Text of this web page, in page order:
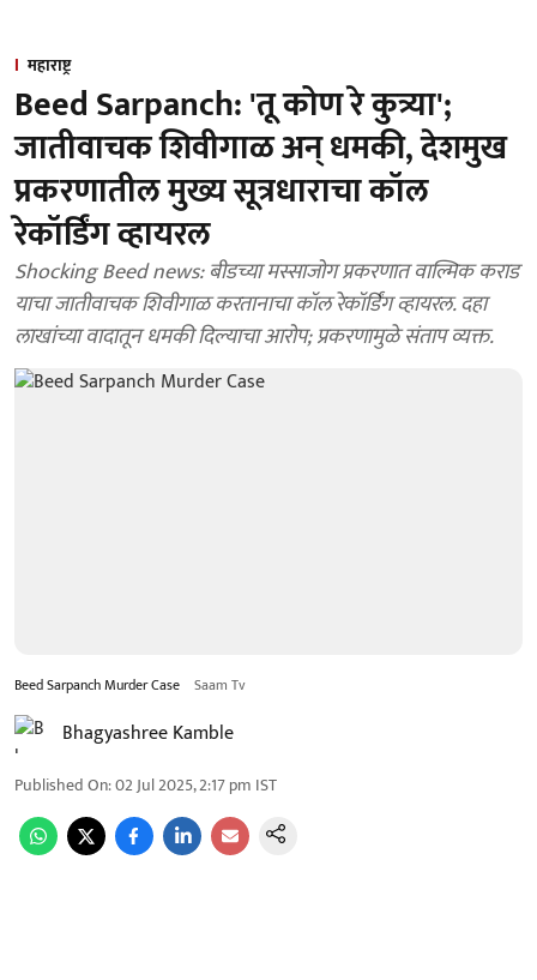
महाराष्ट्र
Beed Sarpanch: 'तू कोण रे कुत्र्या';
जातीवाचक शिवीगाळ अन् धमकी, देशमुख
प्रकरणातील मुख्य सूत्रधाराचा कॉल
रेकॉर्डिंग व्हायरल
Shocking Beed news: बीडच्या मस्साजोग प्रकरणात वाल्मिक कराड
याचा जातीवाचक शिवीगाळ करतानाचा कॉल रेकॉर्डिंग व्हायरल. दहा
लाखांच्या वादातून धमकी दिल्याचा आरोप; प्रकरणामुळे संताप व्यक्त.
Beed Sarpanch Murder Case Saam Tv
Bhagyashree Kamble
Published On:02 Jul 2025, 2:17 pm IST